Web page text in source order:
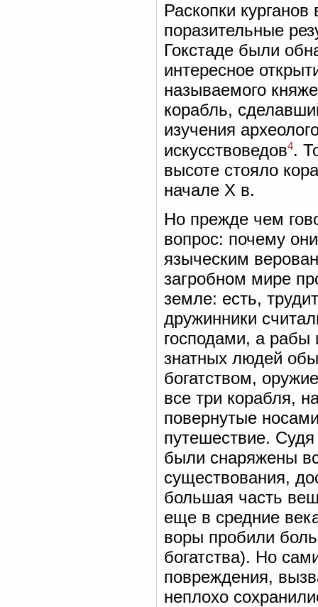
Раскопки
поразительные
Гокстаде были
интересное
называемого
корабль,
изучения
искусствоведов4.
высоте стояло
начале X в.
Но прежде чем
вопрос: почему
языческим
загробном мире
земле: есть,
дружинники
господами, а
знатных людей
богатством,
все три корабля,
повернутые
путешествие.
были снаряжены
существования,
большая часть
еще в средние
воры пробили
богатства). Но
повреждения,
неплохо